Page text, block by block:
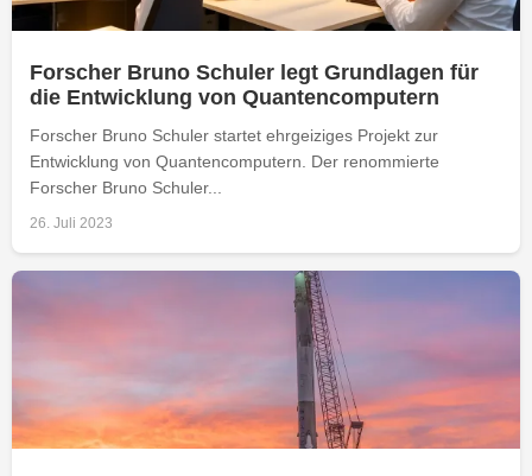
Forscher Bruno Schuler legt Grundlagen für
die Entwicklung von Quantencomputern
Forscher Bruno Schuler startet ehrgeiziges Projekt zur
Entwicklung von Quantencomputern. Der renommierte
Forscher Bruno Schuler...
26. Juli 2023